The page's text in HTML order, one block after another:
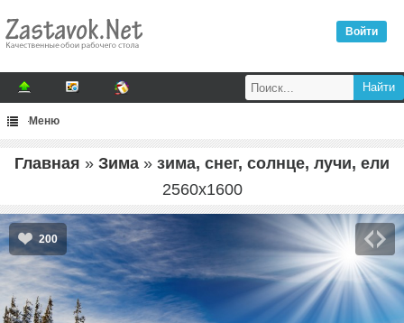
Войти
Меню
Главная » Зима » зима, снег, солнце, лучи, ели
2560x1600
200